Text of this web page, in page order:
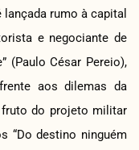
rumo à capital
e negociante de
(Paulo César Pereio),
aos dilemas da
fruto do projeto militar
“Do destino ninguém